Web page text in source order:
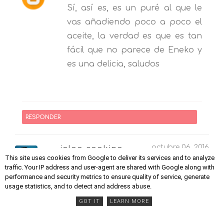
Sí, así es, es un puré al que le
vas añadiendo poco a poco el
aceite, la verdad es que es tan
fácil que no parece de Eneko y
es una delicia, saludos
RESPONDER
igloo cooking octubre 06, 2016
Pues sí, la verdad es que la cocina
en mi vida define hasta mi infancia
maravillada en la cocina de mi
This site uses cookies from Google to deliver its services and to analyze
traffic. Your IP address and user-agent are shared with Google along with
performance and security metrics to ensure quality of service, generate
usage statistics, and to detect and address abuse.
LEARN MORE
GOT IT